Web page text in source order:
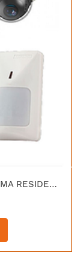
[KIT-HSX-CABCAM ] HAGROY KIT ALARMA RESIDENCIAL X CABLE + CAMARA IP 2MP